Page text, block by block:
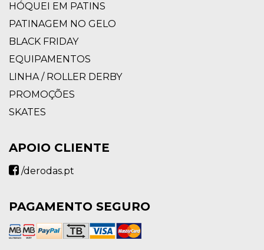
HÓQUEI EM PATINS
PATINAGEM NO GELO
BLACK FRIDAY
EQUIPAMENTOS
LINHA / ROLLER DERBY
PROMOÇÕES
SKATES
APOIO CLIENTE
/derodas.pt
PAGAMENTO SEGURO